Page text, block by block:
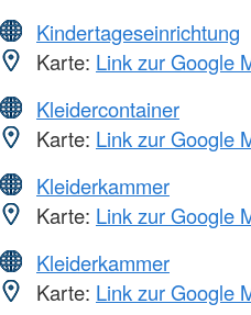
Kindertageseinrichtung
Karte: Link zur Google
Kleidercontainer
Karte: Link zur Google
Kleiderkammer
Karte: Link zur Google
Kleiderkammer
Karte: Link zur Google